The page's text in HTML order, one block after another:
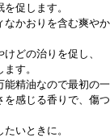
促します。
かおりを含む爽や
どの治りを促し、
す。
精油なので最初の一
感じる香りで、傷
いときに。